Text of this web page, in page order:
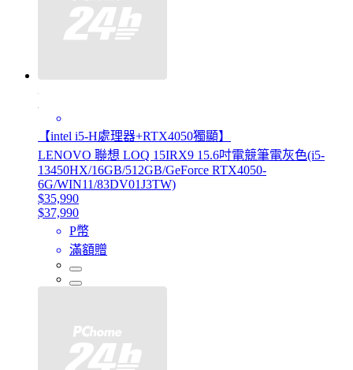
【intel i5-H處理器+RTX4050獨顯】
LENOVO 聯想 LOQ 15IRX9 15.6吋電競筆電灰色(i5-
13450HX/16GB/512GB/GeForce RTX4050-
6G/WIN11/83DV01J3TW)
$35,990
$37,990
P幣
滿額贈